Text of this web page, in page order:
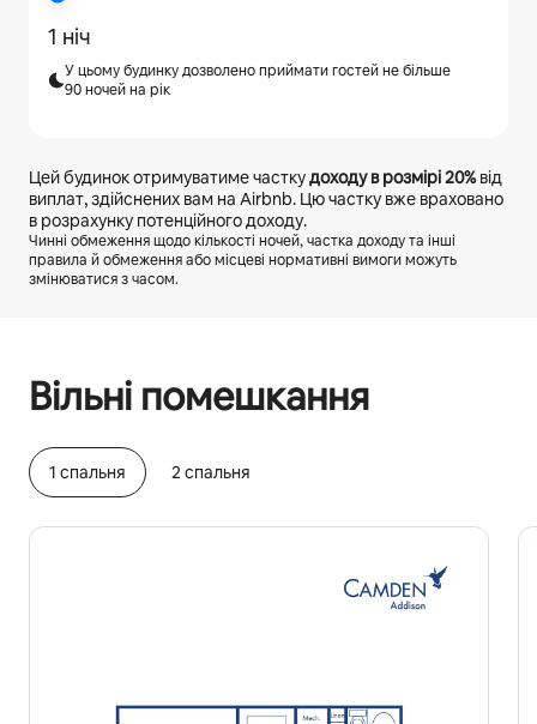
1 ніч
У цьому будинку дозволено приймати гостей не більше
90 ночей на рік
Цей будинок отримуватиме часткудоходу в розмірі20%від
виплат, здійснених вам на Airbnb. Цю частку вже враховано
в розрахунку потенційного доходу.
Чинні обмеження щодо кількості ночей, частка доходу та інші
правила й обмеження або місцеві нормативні вимоги можуть
змінюватися з часом.
Вільні помешкання
1 спальня 2 спальня